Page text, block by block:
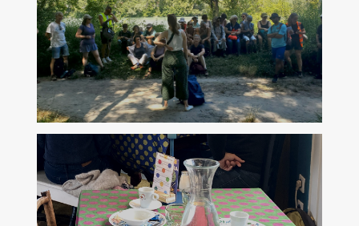
Nouvelle Solidarité Alimentaire
20 septembre à Genève